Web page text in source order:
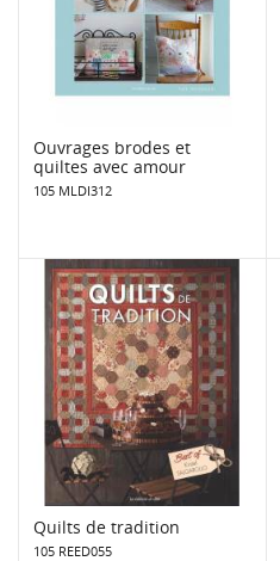
Ouvrages brodes et
quiltes avec amour
105 MLDI312
Quilts de tradition
105 REED055